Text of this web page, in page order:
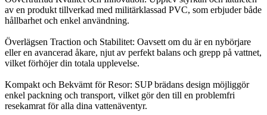
av en produkt tillverkad med militärklassad PVC, som erbjuder både
hållbarhet och enkel användning.
Överlägsen Traction och Stabilitet: Oavsett om du är en nybörjare
eller en avancerad åkare, njut av perfekt balans och grepp på vattnet,
vilket förhöjer din totala upplevelse.
Kompakt och Bekvämt för Resor: SUP brädans design möjliggör
enkel packning och transport, vilket gör den till en problemfri
resekamrat för alla dina vattenäventyr.